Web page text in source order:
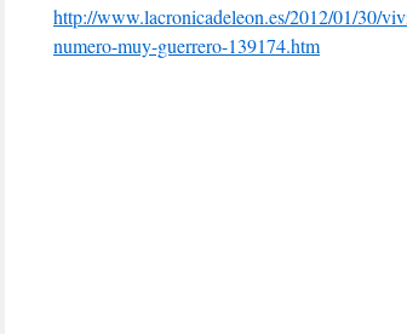
http://www.lacronicadeleon.es/2012/01/30/
numero-muy-guerrero-139174.htm